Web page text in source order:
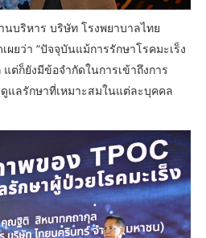
นบริหาร บริษัท โรงพยาบาลไทย
ยว่า “ปัจจุบันแม้การรักษาโรคมะเร็ง
ต่ก็ยังมีข้อจำกัดในการเข้าถึงการ
แลรักษาที่เหมาะสมในแต่ละบุคคล